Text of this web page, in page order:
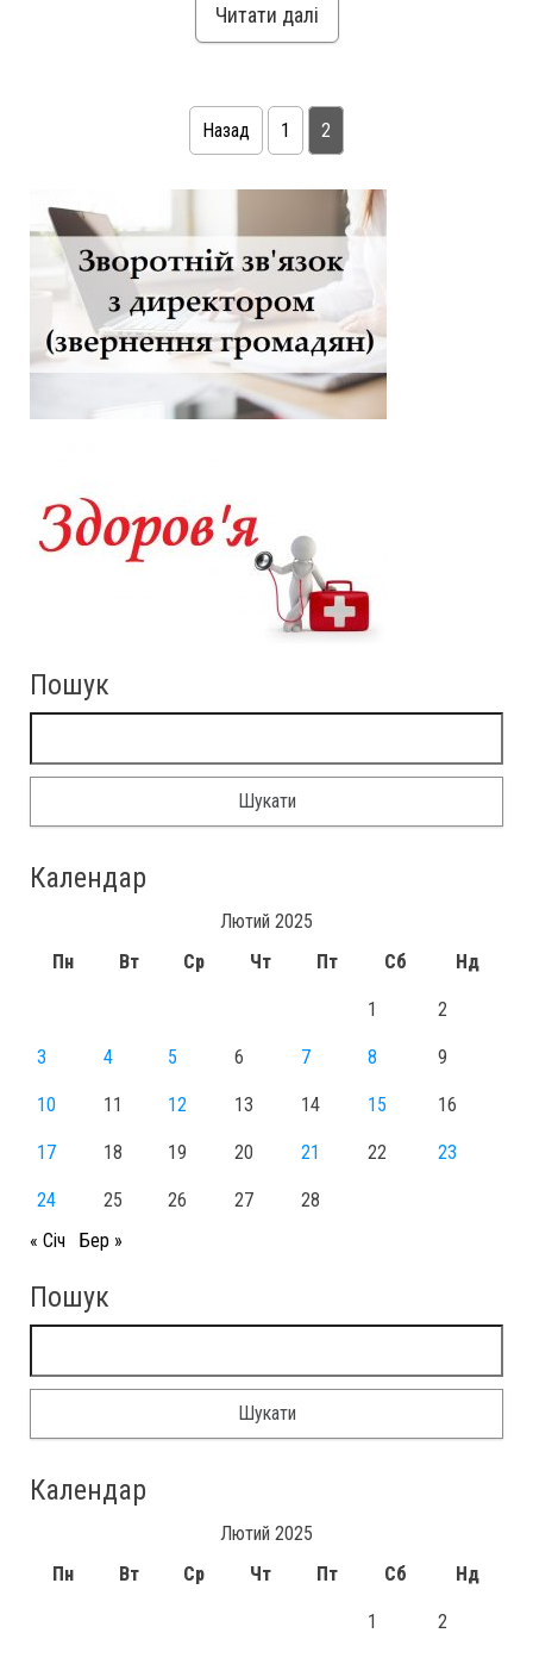
Читати далі
Навігація записів
Назад 1 2
Пошук
Календар
Лютий 2025
Пн
Вт Ср Чт Пт Сб Нд
1 2
3 4 5 6 7 8 9
10 11 12 13 14 15 16
17 18 19 20 21 22 23
24 25 26 27
28
« Січ
Бер »
Пошук
Календар
Лютий 2025
Пн
Вт Ср Чт Пт Сб Нд
1 2